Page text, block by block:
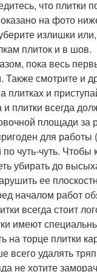
что плитки
на фото
излишки или,
плиток и в шов.
пока весь
смотрите и
и
плитки всегда
площади за
для
чуть-чуть.
убирать до
ее
началом работ
всегда стоит
имеют
на торце плитки
удалять
не хотите